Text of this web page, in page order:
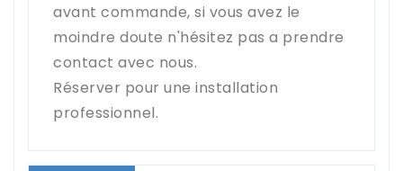
avant commande, si vous avez le
moindre doute n'hésitez pas a prendre
contact avec nous.
Réserver pour une installation
professionnel.